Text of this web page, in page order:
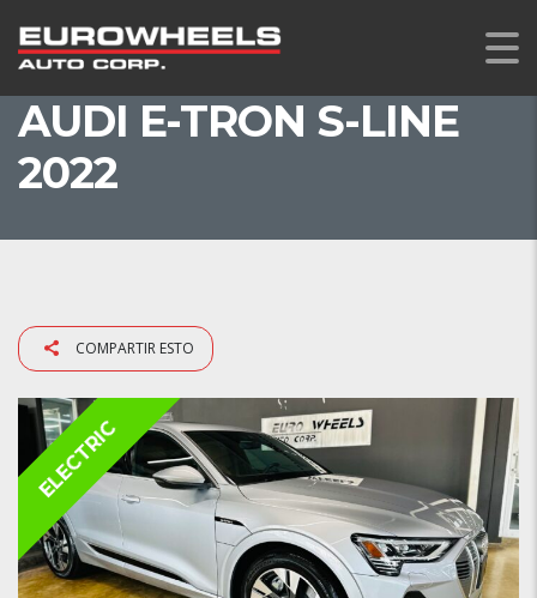
AUDI E-TRON S-LINE
2022
COMPARTIR ESTO
ELECTRIC